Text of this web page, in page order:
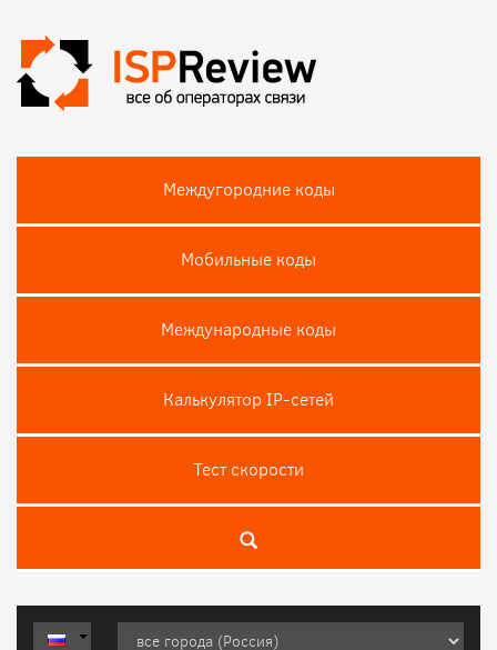
Междугородние коды
Мобильные коды
Международные коды
Калькулятор IP-сетей
Тест скороcти